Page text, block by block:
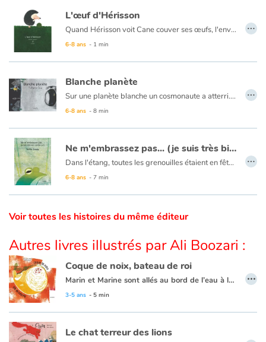
Sujets de société
Émotions et sentiments
Formats et illustrations
Catalogue anglais
Contraste +
Aide
Écoles
Médiathèques
Vidéos & Tutoriaux
L'œuf d'Hérisson
Quand Hérisson voit Cane couver ses œufs, l'envie lui vient de couver à son tour pour avoir un petit. Hérisson est raillé par ses pairs…
6-8 ans - 1 min
…
Blanche planète
Sur une planète blanche un cosmonaute a atterri. Il va explorer les lieux et découvrir ses habitants et leur mode de vie qui n'est pas sans rappeler le nôtre et pour cause…
6-8 ans - 8 min
…
Ne m'embrassez pas... (je suis très bien comme ça !)
Dans l'étang, toutes les grenouilles étaient en fête. Toutes sauf une. Toutes les grenouilles se préparaient pour le grand évènement. Toutes sauf une… Sur un mode humoristique, Tullio Corda nous invite à revisiter certains clichés, ce qui ne manquera pas de faire sourire petits et grands.
6-8 ans - 7 min
…
Voir toutes les histoires du même éditeur
Autres livres illustrés par Ali Boozari :
Coque de noix, bateau de roi
Marin et Marine sont allés au bord de l’eau à la recherche d’un bateau. Ils ont cherché et ont trouvé une très belle noix dorée… Ce conte randonnée est bâti sur le modèle de « la drôle de maison » et relate l’addition d'une série de personnage se réfugiant dans un objet creux, ce dernier finissant par ce casser… Mais ici la noix dorée va leur permettre de se connaître et de tirer partie de leurs différences pour vivre ensemble…
3-5 ans - 5 min
…
Le chat terreur des lions